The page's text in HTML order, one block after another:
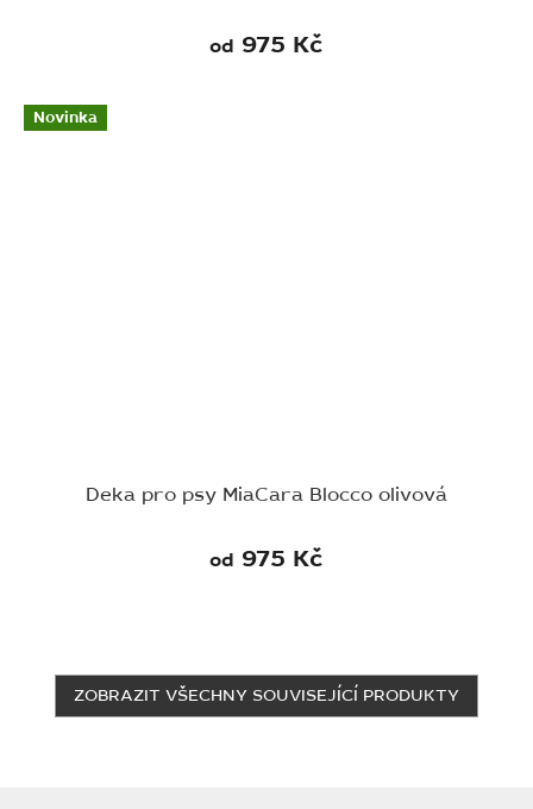
od 975 Kč
Novinka
Deka pro psy MiaCara Blocco olivová
od 975 Kč
ZOBRAZIT VŠECHNY SOUVISEJÍCÍ PRODUKTY